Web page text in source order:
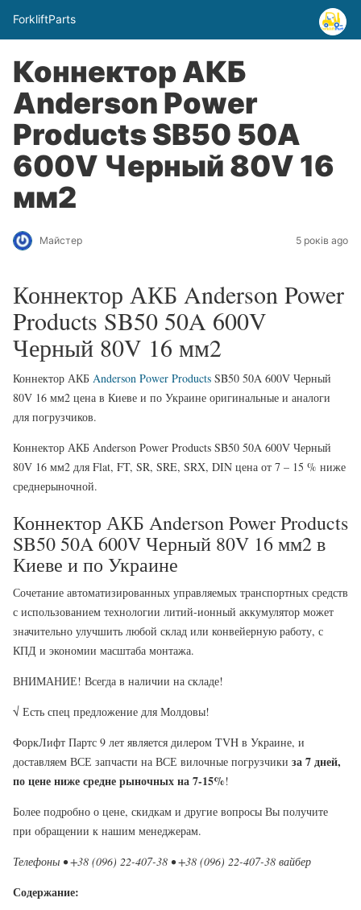
ForkliftParts
Коннектор АКБ
Anderson Power
Products SB50 50A
600V Черный 80V 16
мм2
Майстер 5 років ago
Коннектор АКБ Anderson Power
Products SB50 50A 600V
Черный 80V 16 мм2
Коннектор АКБ Anderson Power Products SB50 50A 600V Черный
80V 16 мм2 цена в Киеве и по Украине оригинальные и аналоги
для погрузчиков.
Коннектор АКБ Anderson Power Products SB50 50A 600V Черный
80V 16 мм2 для Flat, FT, SR, SRE, SRX, DIN цена от 7 – 15 % ниже
среднерыночной.
Коннектор АКБ Anderson Power Products
SB50 50A 600V Черный 80V 16 мм2 в
Киеве и по Украине
Сочетание автоматизированных управляемых транспортных средств
с использованием технологии литий-ионный аккумулятор может
значительно улучшить любой склад или конвейерную работу, с
КПД и экономии масштаба монтажа.
ВНИМАНИЕ! Всегда в наличии на складе!
√ Есть спец предложение для Молдовы!
ФоркЛифт Партс 9 лет является дилером TVH в Украине, и
доставляем ВСЕ запчасти на ВСЕ вилочные погрузчики за 7 дней,
по цене ниже средне рыночных на 7-15%!
Более подробно о цене, скидкам и другие вопросы Вы получите
при обращении к нашим менеджерам.
Телефоны • +38 (096) 22-407-38 • +38 (096) 22-407-38 вайбер
Содержание: